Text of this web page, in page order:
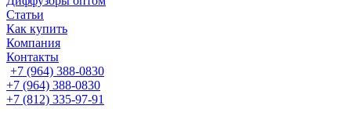
Статьи
Как купить
Компания
Контакты
+7 (964) 388-0830
+7 (964) 388-0830
+7 (812) 335-97-91